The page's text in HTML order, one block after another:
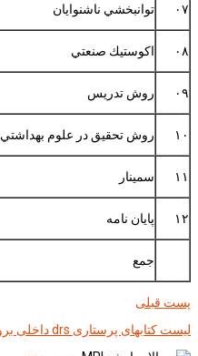
۰۷ توانبخشي ناشنوايان
۰۸ اكوستيك صنعتي
۰۹ روش تدريس
۱۰ روش تحقيق در علوم بهداشتي
۱۱ سمينار
۱۲ پايان نامه
جمع
پست قبلی
لیست کتابهای پرستاری drs داخلی برونر کتاب درسنامه…